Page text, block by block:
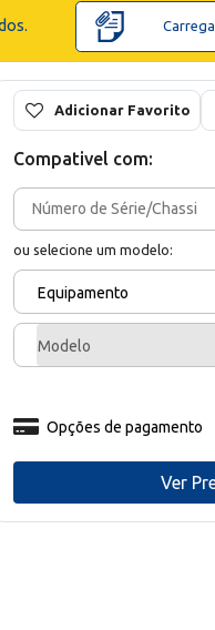
Adicionar Favorito
Compativel com:
ou selecione um modelo:
Equipamento
Modelo
Opções de pagamento
Ver